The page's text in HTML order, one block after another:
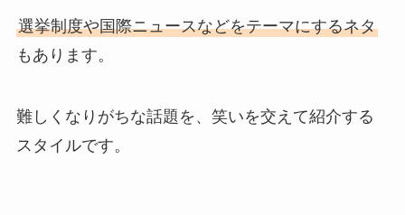
選挙制度や国際ニュースなどをテーマにするネタ
もあります。
難しくなりがちな話題を、笑いを交えて紹介する
スタイルです。